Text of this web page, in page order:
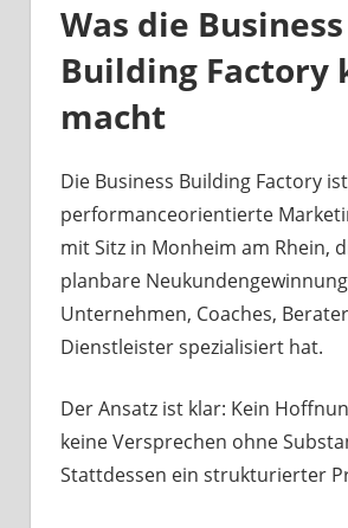
Was die Business
Building Factory
macht
Die Business Building Factory
performanceorientierte
mit Sitz in Monheim am Rhein,
planbare
Unternehmen, Coaches,
Dienstleister spezialisiert hat.
Der Ansatz ist klar: Kein
keine Versprechen ohne
Stattdessen ein strukturierter